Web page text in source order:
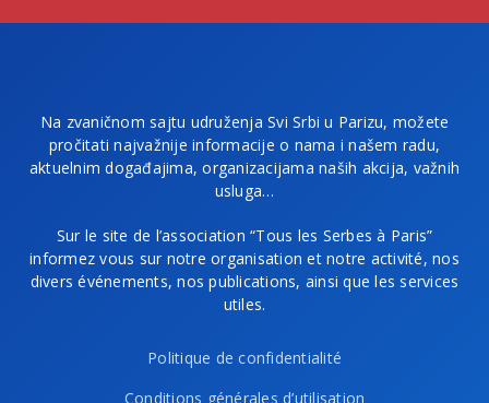
Na zvaničnom sajtu udruženja Svi Srbi u Parizu, možete
pročitati najvažnije informacije o nama i našem radu,
aktuelnim događajima, organizacijama naših akcija, važnih
usluga…
Sur le site de l’association “Tous les Serbes à Paris”
informez vous sur notre organisation et notre activité, nos
divers événements, nos publications, ainsi que les services
utiles.
Politique de confidentialité
Conditions générales d’utilisation